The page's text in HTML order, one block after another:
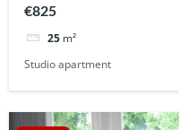
€825
25 m²
Studio apartment